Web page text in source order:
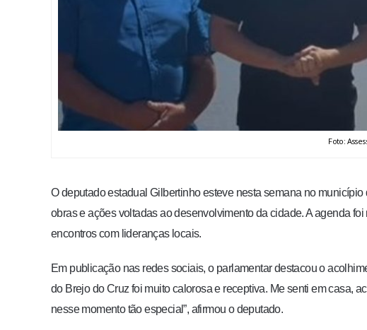
Foto:
O deputado estadual Gilbertinho esteve nesta semana no
obras e ações voltadas ao desenvolvimento da cidade. A agenda
encontros com lideranças locais.
Em publicação nas redes sociais, o parlamentar destacou o
do Brejo do Cruz foi muito calorosa e receptiva. Me senti em casa,
nesse momento tão especial”, afirmou o deputado.